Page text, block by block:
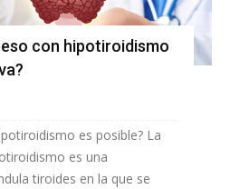
con hipotiroidismo
es posible? La
es una
tiroides en la que se